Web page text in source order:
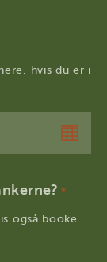
hvis du er i
*
også booke